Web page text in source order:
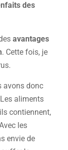
des
avantages
. Cette fois, je
avons donc
aliments
contiennent,
les
envie de